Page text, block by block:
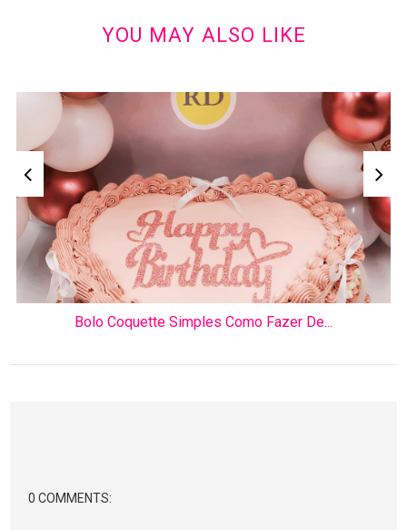
YOU MAY ALSO LIKE
Bolo Coquette Simples Como Fazer De...
0 COMMENTS: